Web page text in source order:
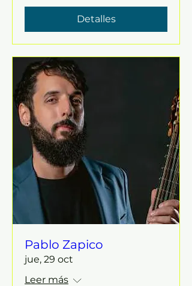
Detalles
Pablo Zapico
jue, 29 oct
Leer más